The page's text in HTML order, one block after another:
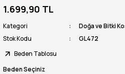
1.699,90 TL
Kategori
Doğa ve Bitki
Stok Kodu
GL472
Beden Tablosu
Beden Seçiniz